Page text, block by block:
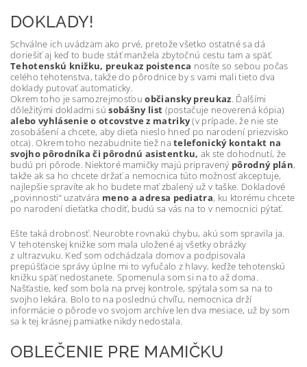
DOKLADY!
Schválne ich uvádzam ako prvé, pretože všetko ostatné sa dá
doriešiť aj keď to bude stáť manžela zbytočnú cestu tam a späť.
Tehotenskú knižku, preukaz poistenca nosíte so sebou počas
celého tehotenstva, takže do pôrodnice by s vami mali tieto dva
doklady putovať automaticky.
Okrem toho je samozrejmosťouobčiansky preukaz. Ďalšími
dôležitými dokladmi súsobášny list (postačuje neoverená kópia)
alebo vyhlásenie o otcovstve z matriky(v prípade, že nie ste
zosobášení a chcete, aby dieťa nieslo hneď po narodení priezvisko
otca). Okrem toho nezabudnite tiež natelefonický kontakt na
svojho pôrodníka či pôrodnú asistentku, ak ste dohodnutí, že
budú pri pôrode. Niektoré mamičky majú pripravený pôrodný plán,
takže ak sa ho chcete držať a nemocnica túto možnosť akceptuje,
najlepšie spravíte ak ho budete mať zbalený už v taške. Dokladové
„povinnosti“ uzatvára meno a adresa pediatra, ku ktorému chcete
po narodení dieťatka chodiť, budú sa vás na to v nemocnici pýtať.
Ešte taká drobnosť. Neurobte rovnakú chybu, akú som spravila ja.
V tehotenskej knižke som mala uložené aj všetky obrázky
z ultrazvuku. Keď som odchádzala domov a podpisovala
prepúšťacie správy úplne mi to vyfučalo z hlavy, keďže tehotenskú
knižku späť nedostanete. Spomenula som si na to až doma.
Našťastie, keď som bola na prvej kontrole, spýtala som sa na to
svojho lekára. Bolo to na poslednú chvíľu, nemocnica drží
informácie o pôrode vo svojom archíve len dva mesiace, už by som
sa k tej krásnej pamiatke nikdy nedostala.
OBLEČENIE PRE MAMIČKU